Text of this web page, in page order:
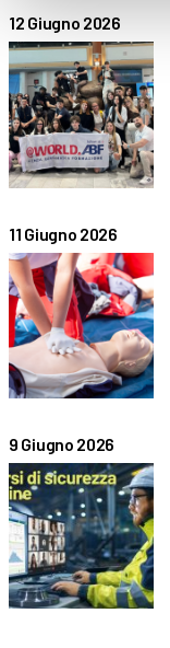
12 Giugno 2026
11 Giugno 2026
9 Giugno 2026